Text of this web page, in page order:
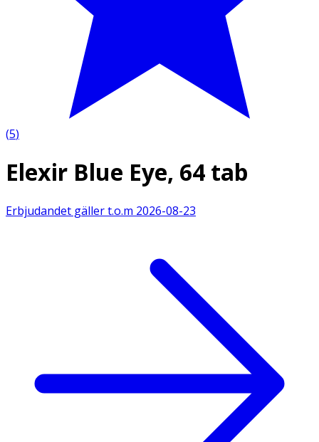
(5)
Elexir Blue Eye, 64 tab
Erbjudandet gäller t.o.m 2026-08-23